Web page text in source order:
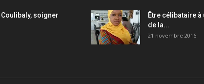
soigner
Être célibataire à
de la...
21 novembre 2016